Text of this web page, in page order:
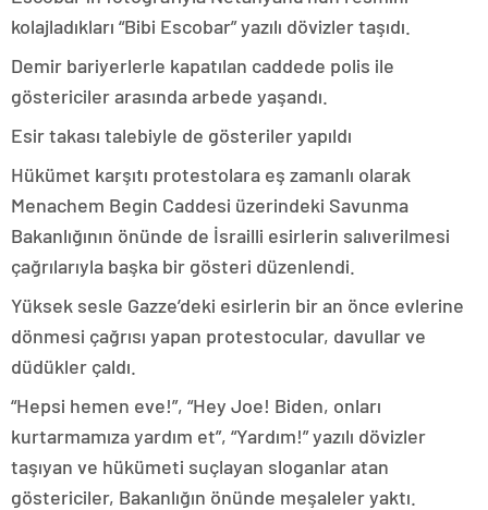
kolajladıkları “Bibi Escobar” yazılı dövizler taşıdı.
Demir bariyerlerle kapatılan caddede polis ile
göstericiler arasında arbede yaşandı.
Esir takası talebiyle de gösteriler yapıldı
Hükümet karşıtı protestolara eş zamanlı olarak
Menachem Begin Caddesi üzerindeki Savunma
Bakanlığının önünde de İsrailli esirlerin salıverilmesi
çağrılarıyla başka bir gösteri düzenlendi.
Yüksek sesle Gazze’deki esirlerin bir an önce evlerine
dönmesi çağrısı yapan protestocular, davullar ve
düdükler çaldı.
“Hepsi hemen eve!”, “Hey Joe! Biden, onları
kurtarmamıza yardım et”, “Yardım!” yazılı dövizler
taşıyan ve hükümeti suçlayan sloganlar atan
göstericiler, Bakanlığın önünde meşaleler yaktı.